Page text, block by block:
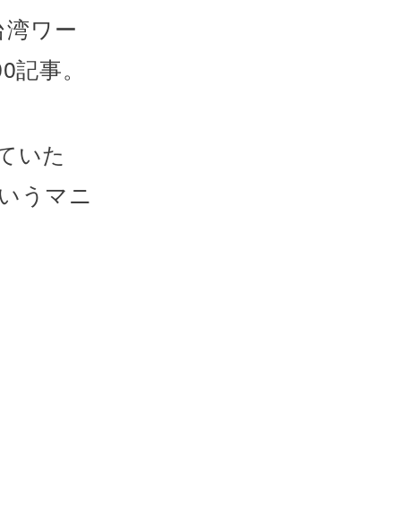
ワー
事。
いた
うマニ